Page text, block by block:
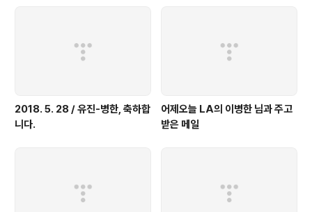
2018. 5. 28 / 유진-병한, 축하합
니다.
어제오늘 LA의 이병한 님과 주고
받은 메일